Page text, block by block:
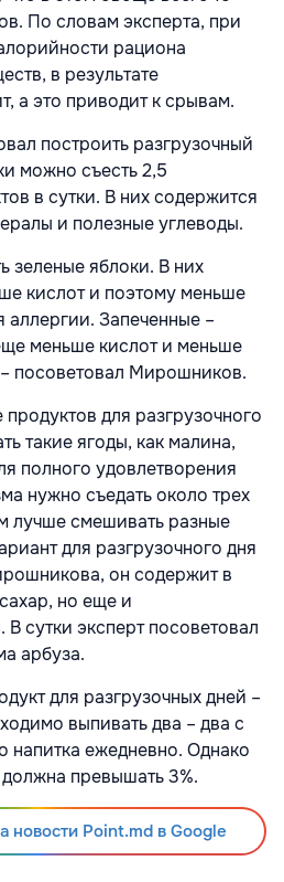
По словам эксперта, при
рациона
в результате
а это приводит к срывам.
построить разгрузочный
можно съесть 2,5
в сутки. В них содержится
и полезные углеводы.
зеленые яблоки. В них
кислот и поэтому меньше
аллергии. Запеченные –
меньше кислот и меньше
посоветовал Мирошников.
продуктов для разгрузочного
такие ягоды, как малина,
полного удовлетворения
нужно съедать около трех
лучше смешивать разные
для разгрузочного дня
он содержит в
но еще и
В сутки эксперт посоветовал
арбуза.
для разгрузочных дней –
выпивать два – два с
напитка ежедневно. Однако
превышать 3%.
новости Point.md в Google